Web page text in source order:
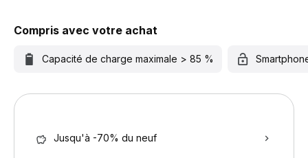
Compris avec votre achat
Capacité de charge maximale > 85 %
Jusqu'à -70% du neuf